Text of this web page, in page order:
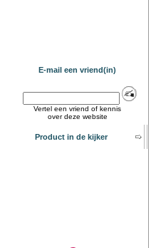
E-mail een vriend(in)
Vertel een vriend of kennis
over deze website
Product in de kijker